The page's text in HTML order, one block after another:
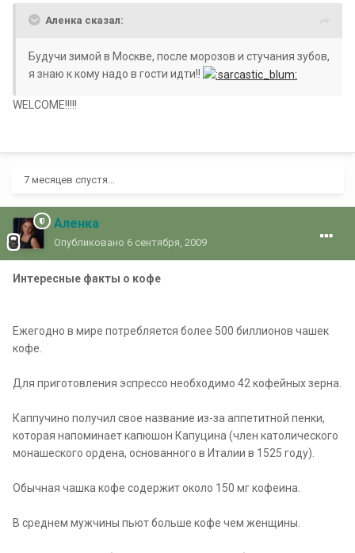
Аленка сказал:
Будучи зимой в Москве, после морозов и стучания зубов,
я знаю к кому надо в гости идти!!
WELCOME!!!!!
7 месяцев спустя...
Аленка
Опубликовано 6 сентября, 2009
Интересные факты о кофе
Ежегодно в мире потребляется более 500 биллионов чашек
кофе.
Для приготовления эспрессо необходимо 42 кофейных зерна.
Каппучино получил свое название из-за аппетитной пенки,
которая напоминает капюшон Капуцина (член католического
монашеского ордена, основанного в Италии в 1525 году).
Обычная чашка кофе содержит около 150 мг кофеина.
В среднем мужчины пьют больше кофе чем женщины.